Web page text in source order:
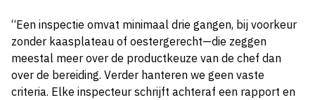
“Een inspectie omvat minimaal drie gangen, bij voorkeur
zonder kaasplateau of oestergerecht—die zeggen
meestal meer over de productkeuze van de chef dan
over de bereiding. Verder hanteren we geen vaste
criteria. Elke inspecteur schrijft achteraf een rapport en